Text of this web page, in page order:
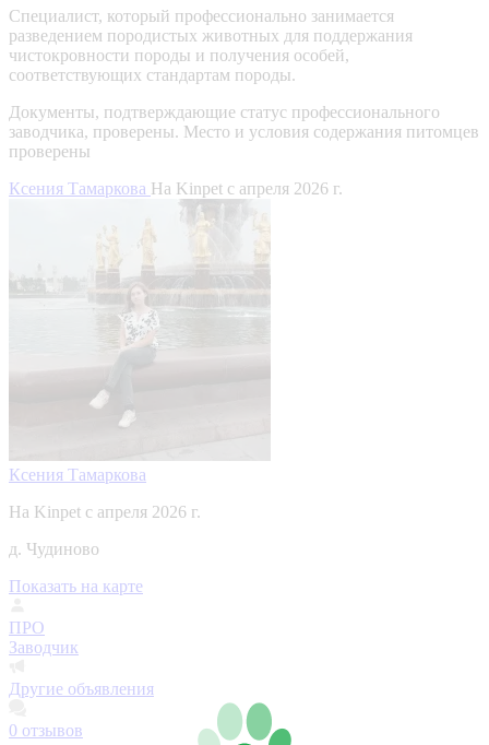
Специалист, который профессионально занимается
разведением породистых животных для поддержания
чистокровности породы и получения особей,
соответствующих стандартам породы.
Документы, подтверждающие статус профессионального
заводчика, проверены. Место и условия содержания питомцев
проверены
Ксения Тамаркова На Kinpet c апреля 2026 г.
Ксения Тамаркова
На Kinpet c апреля 2026 г.
д. Чудиново
Показать на карте
ПРО
Заводчик
Другие объявления
0 отзывов